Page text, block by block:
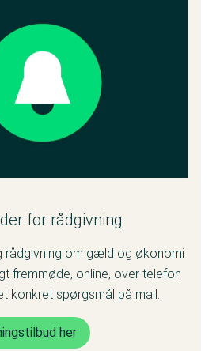
for rådgivning
rådgivning om gæld og økonomi
fremmøde, online, over telefon
konkret spørgsmål på mail.
her